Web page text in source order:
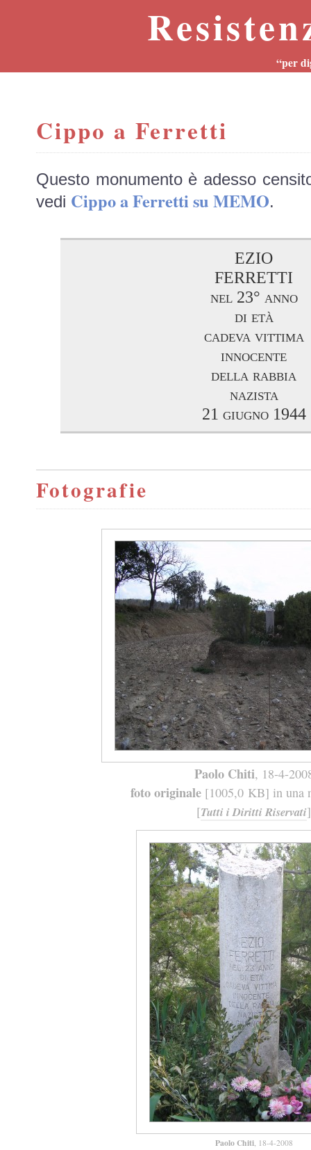
“per
Cippo a Ferretti
Questo monumento è adesso
vedi Cippo a Ferretti su MEMO.
EZIO
FERRETTI
nel 23° anno
di età
cadeva vittima
innocente
della rabbia
nazista
21 giugno 1944
Fotografie
Paolo Chiti, 18-4-
foto originale[1005,0 KB] in una
[Tutti i Diritti Riservati]
Paolo Chiti, 18-4-2008